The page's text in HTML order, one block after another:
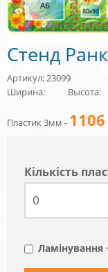
Стенд
Артикул: 23099
Ширина:
Высота:
Пластик 3мм - 1106
Кiлькiсть
Ламінування